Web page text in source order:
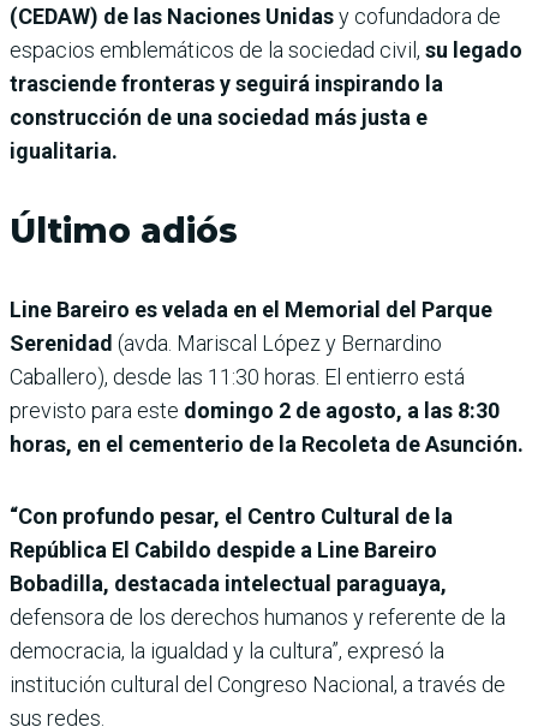
(CEDAW) de las Naciones Unidasy cofundadora de
espacios emblemáticos de la sociedad civil, su legado
trasciende fronteras y seguirá inspirando la
construcción de una sociedad más justa e
igualitaria.
Último adiós
Line Bareiro es velada en el Memorial del Parque
Serenidad (avda. Mariscal López y Bernardino
Caballero), desde las 11:30 horas. El entierro está
previsto para este domingo 2 de agosto, a las 8:30
horas, en el cementerio de la Recoleta de Asunción.
“Con profundo pesar, el Centro Cultural de la
República El Cabildo despide a Line Bareiro
Bobadilla, destacada intelectual paraguaya,
defensora de los derechos humanos y referente de la
democracia, la igualdad y la cultura”, expresó la
institución cultural del Congreso Nacional, a través de
sus redes.